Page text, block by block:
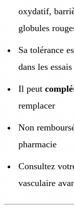
oxydatif,
globules
Sa tolérance
dans les
Il peut
remplacer
Non
pharmacie
Consultez
vasculaire